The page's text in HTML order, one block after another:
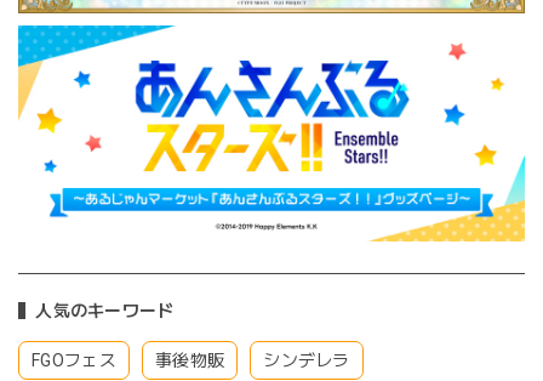
人気のキーワード
FGOフェス 事後物販 シンデレラ